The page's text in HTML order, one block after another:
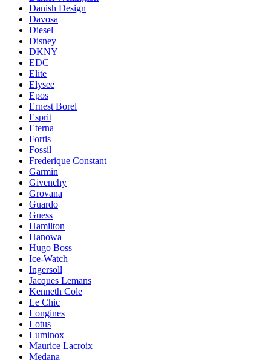
Danish Design
Davosa
Diesel
Disney
DKNY
EDC
Elite
Elysee
Epos
Ernest Borel
Esprit
Eterna
Fortis
Fossil
Frederique Constant
Garmin
Givenchy
Grovana
Guardo
Guess
Hamilton
Hanowa
Hugo Boss
Ice-Watch
Ingersoll
Jacques Lemans
Kenneth Cole
Le Chic
Longines
Lotus
Luminox
Maurice Lacroix
Medana